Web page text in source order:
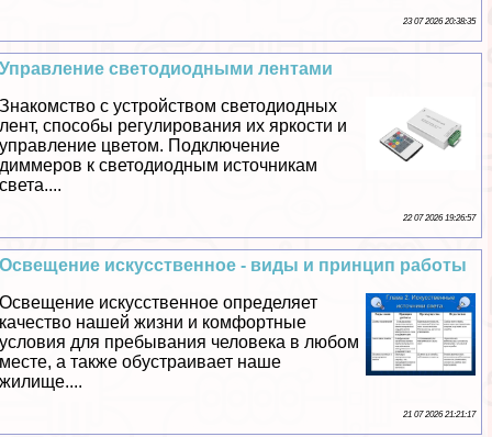
23 07 2026 20:38:35
Управление светодиодными лентами
Знакомство с устройством светодиодных
лент, способы регулирования их яркости и
управление цветом. Подключение
диммеров к светодиодным источникам
света....
22 07 2026 19:26:57
Освещение искусственное - виды и принцип работы
Освещение искусственное определяет
качество нашей жизни и комфортные
условия для пребывания человека в любом
месте, а также обустраивает наше
жилище....
21 07 2026 21:21:17